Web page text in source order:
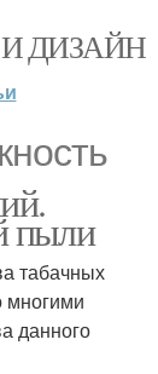
ДИЗАЙН
пыли
табачных
многими
данного